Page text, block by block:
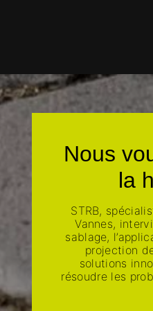
Nous
la
STRB,
Vannes,
sablage,
projection
solutions
résoudre les